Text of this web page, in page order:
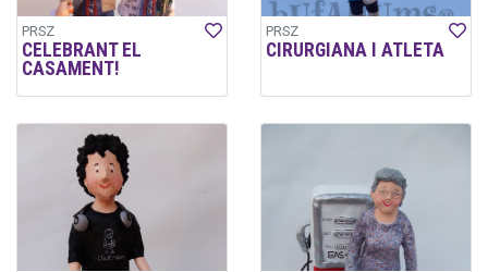
PRSZ
CELEBRANT EL
CASAMENT!
PRSZ
CIRURGIANA I ATLETA